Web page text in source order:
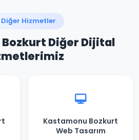
Hizmetler
Diğer Dijital
Kastamonu Bozkurt
Web Tasarım